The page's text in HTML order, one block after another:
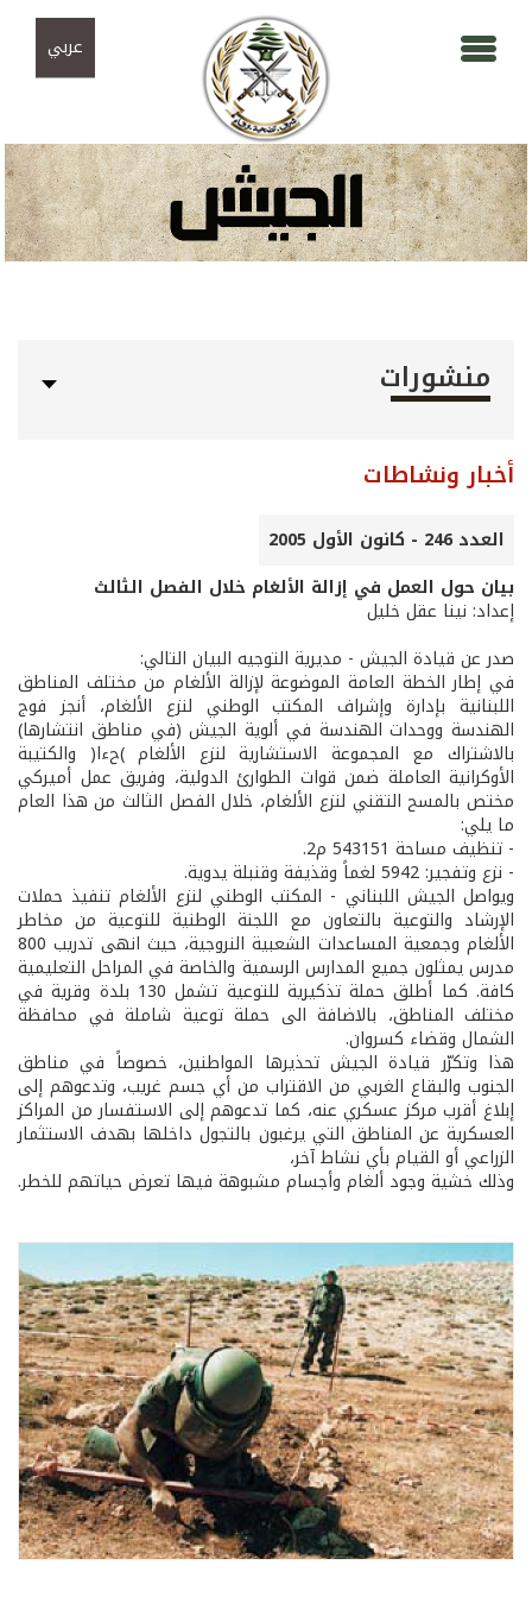
عربي
منشورات
أخبار ونشاطات
العدد 246 - كانون الأول 2005
بيان حول العمل في إزالة الألغام خلال الفصل الثالث
إعداد: نينا عقل خليل
صدر عن قيادة الجيش - مديرية التوجيه البيان التالي:
في إطار الخطة العامة الموضوعة لإزالة الألغام من مختلف المناطق
اللبنانية بإدارة وإشراف المكتب الوطني لنزع الألغام، أنجز فوج
الهندسة ووحدات الهندسة في ألوية الجيش (في مناطق انتشارها)
بالاشتراك مع المجموعة الاستشارية لنزع الألغام )حءا( والكتيبة
الأوكرانية العاملة ضمن قوات الطوارئ الدولية، وفريق عمل أميركي
مختص بالمسح التقني لنزع الألغام، خلال الفصل الثالث من هذا العام
ما يلي:
- تنظيف مساحة 543151 م2.
- نزع وتفجير: 5942 لغماً وقذيفة وقنبلة يدوية.
ويواصل الجيش اللبناني - المكتب الوطني لنزع الألغام تنفيذ حملات
الإرشاد والتوعية بالتعاون مع اللجنة الوطنية للتوعية من مخاطر
الألغام وجمعية المساعدات الشعبية النروجية، حيث انهى تدريب 800
مدرس يمثلون جميع المدارس الرسمية والخاصة في المراحل التعليمية
كافة. كما أطلق حملة تذكيرية للتوعية تشمل 130 بلدة وقرية في
مختلف المناطق، بالاضافة الى حملة توعية شاملة في محافظة
الشمال وقضاء كسروان.
هذا وتكرّر قيادة الجيش تحذيرها المواطنين، خصوصاً في مناطق
الجنوب والبقاع الغربي من الاقتراب من أي جسم غريب، وتدعوهم إلى
إبلاغ أقرب مركز عسكري عنه، كما تدعوهم إلى الاستفسار من المراكز
العسكرية عن المناطق التي يرغبون بالتجول داخلها بهدف الاستثمار
الزراعي أو القيام بأي نشاط آخر،
وذلك خشية وجود ألغام وأجسام مشبوهة فيها تعرض حياتهم للخطر.